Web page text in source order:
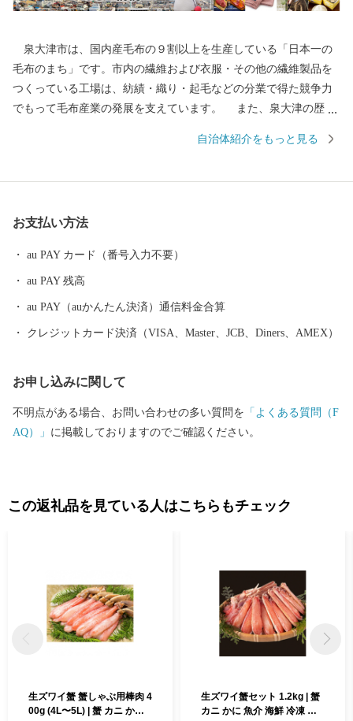
泉大津市は、国内産毛布の９割以上を生産している「日本一の
毛布のまち」です。市内の繊維および衣服・その他の繊維製品を
つくっている工場は、紡績・織り・起毛などの分業で得た競争力
でもって毛布産業の発展を支えています。 また、泉大津の歴史
ていました。交通の要として人の往来も多く、随筆や紀行の中に
市、南部は大津川を境として泉北郡忠岡町と隣接しています。西
北部は大阪湾に面し、はるかに六甲山、淡路島を望むことができ
自治体紹介をもっと見る
お支払い方法
au PAY カード（番号入力不要）
au PAY 残高
au PAY（auかんたん決済）通信料金合算
クレジットカード決済（VISA、Master、JCB、Diners、AMEX）
お申し込みに関して
不明点がある場合、お問い合わせの多い質問を 「よくある質問（F
AQ）」 に掲載しておりますのでご確認ください。
この返礼品を見ている人はこちらもチェック
生ズワイ蟹 蟹しゃぶ用棒肉 4
00g (4L〜5L) | 蟹 カニ かに
生ズワイ蟹セット 1.2kg | 蟹
カニ かに 魚介 海鮮 冷凍 カ